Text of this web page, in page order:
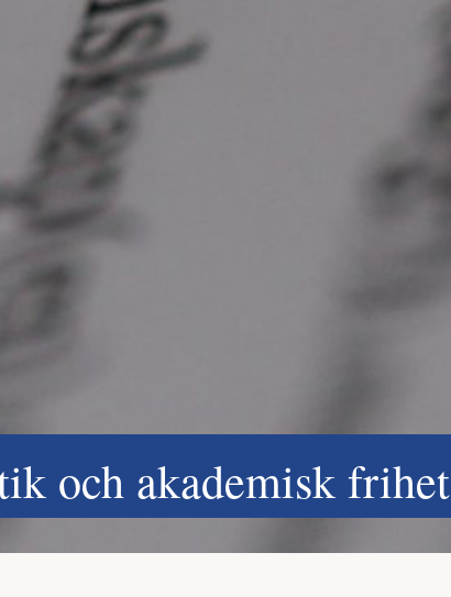
och akademisk frihet